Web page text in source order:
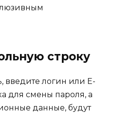
строку
введите логин или E-
для смены пароля, а
данные, будут